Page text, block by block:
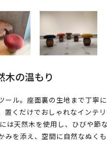
木の温もり
ル。座面裏の生地まで丁寧
置くだけでおしゃれなインテ
は天然木を使用し、ひびや節
を添え、空間に自然なぬく